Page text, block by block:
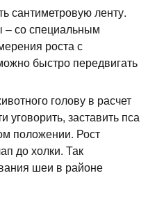
сантиметровую ленту.
со специальным
роста с
быстро передвигать
голову в расчет
уговорить, заставить пса
положении. Рост
до холки. Так
шеи в районе